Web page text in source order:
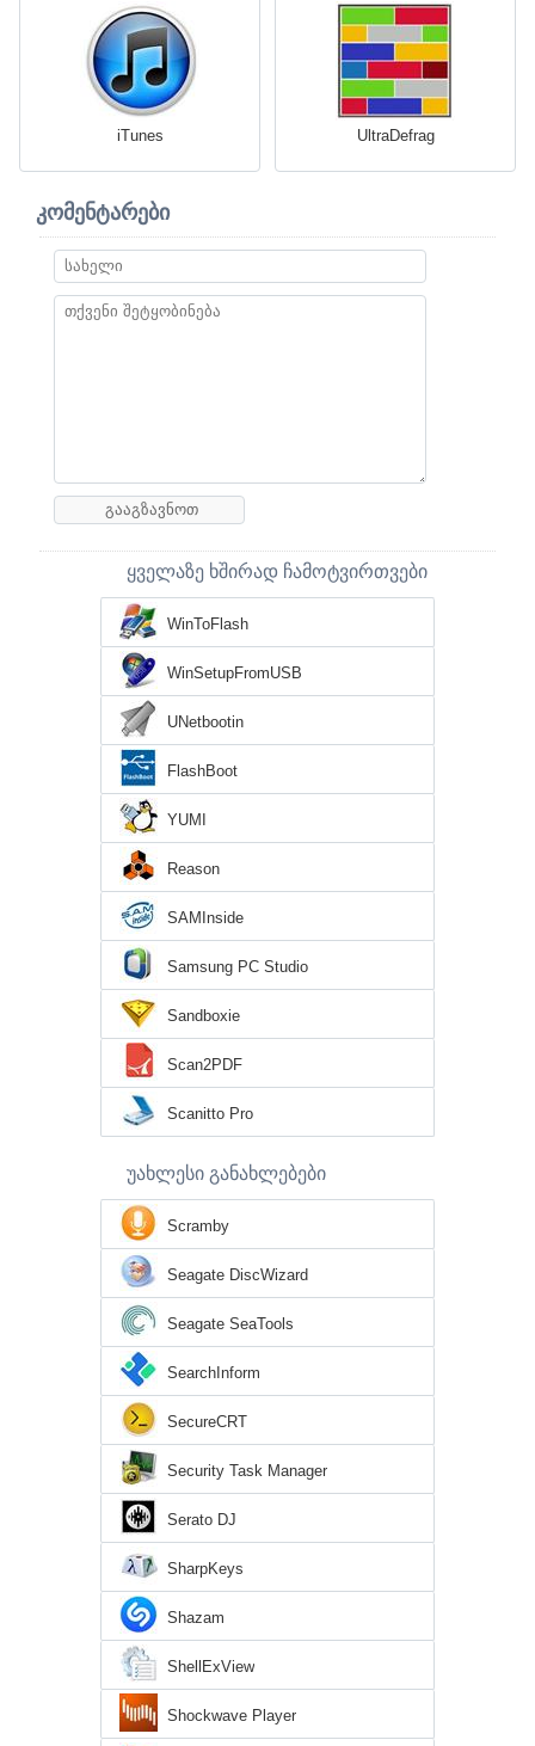
iTunes UltraDefrag
კომენტარები
ყველაზე ხშირად ჩამოტვირთვები
WinToFlash
WinSetupFromUSB
UNetbootin
FlashBoot
YUMI
Reason
SAMInside
Samsung PC Studio
Sandboxie
Scan2PDF
Scanitto Pro
უახლესი განახლებები
Scramby
Seagate DiscWizard
Seagate SeaTools
SearchInform
SecureCRT
Security Task Manager
Serato DJ
SharpKeys
Shazam
ShellExView
Shockwave Player